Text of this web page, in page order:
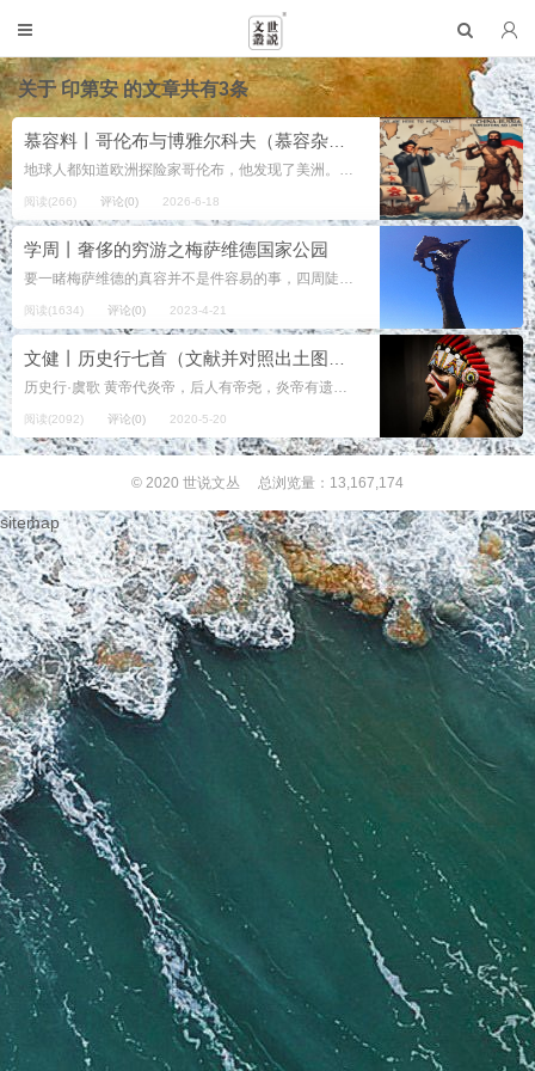
关于印第安的文章共有3条
地球人都知道欧洲探险家哥伦布，他发现了美洲。 但鲜有人知，还有另一位伟大的欧洲探险家，他发现了远东。他的名字叫博雅尔科夫。 当然，在哥伦布“发现”美洲大陆以前，原住民早已在那里定居了约1.3万年。但在这些欧洲人解决了“土...
阅读(266) 评论(0) 2026-6-18
学周丨奢侈的穷游之梅萨维德国家公园
要一睹梅萨维德的真容并不是件容易的事，四周陡峭险峻的悬崖，崎岖狭窄的山路，深不见底的峡谷，高达两千多米的海拔，都阻碍着人们前进的脚步。当你克服这一切执着地向古老的崖居进发时，心里也许会涌起朝圣的感觉。想象一下，数千年前，...
阅读(1634) 评论(0) 2023-4-21
历史行·虞歌 黄帝代炎帝，后人有帝尧，炎帝有遗部，舜是其族号，尧女嫁与舜，炎黄融合好。 纪前两千三百许，帝舜政变尧命销，继续豢养龙两条，依靠两龙推行生育道； 历来司天最重要，羲氏和氏四时节气操； 历来大地安危畏水闹...
阅读(2092) 评论(0) 2020-5-20
© 2020 世说文丛 总浏览量：13,167,174
sitemap